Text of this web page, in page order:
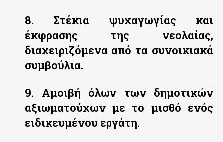
8. Στέκια ψυχαγωγίας και
έκφρασης της νεολαίας,
διαχειριζόμενα από τα συνοικιακά
συμβούλια.
9. Αμοιβή όλων των δημοτικών
αξιωματούχων με το μισθό ενός
ειδικευμένου εργάτη.